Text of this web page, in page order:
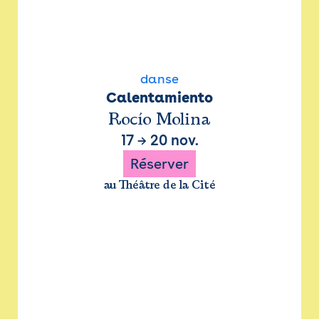
danse
Calentamiento
Rocío Molina
17→ 20 nov.
Réserver
au Théâtre de la Cité